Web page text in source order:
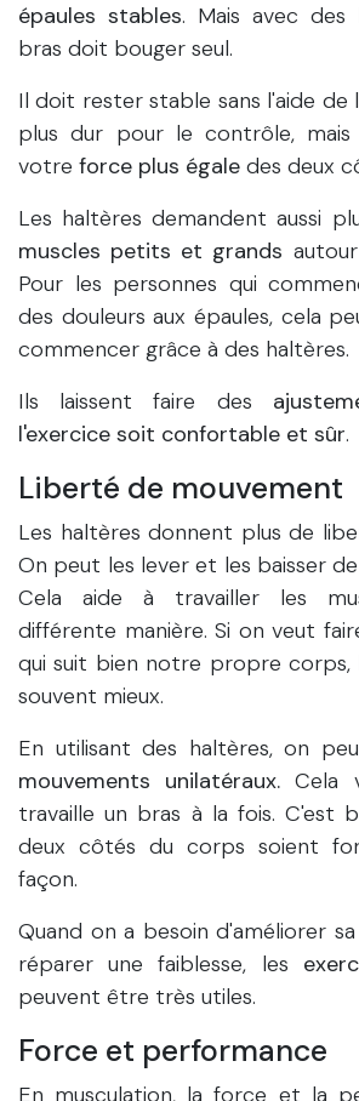
épaules stables. Mais avec des
bras doit bouger seul.
Il doit rester stable sans l'aide de
plus dur pour le contrôle,
votre force plus égale des deux
Les haltères demandent aussi
muscles petits et grands
Pour les personnes qui
des douleurs aux épaules, cela
commencer grâce à des haltères.
Ils laissent faire des
l'exercice soit confortable et sûr.
Liberté de mouvement
Les haltères donnent plus de
On peut les lever et les baisser
Cela aide à travailler les
différente manière. Si on veut
qui suit bien notre propre corps,
souvent mieux.
En utilisant des haltères, on
mouvements unilatéraux. Cela
travaille un bras à la fois. C'est
deux côtés du corps soient
façon.
Quand on a besoin d'améliorer sa
réparer une faiblesse, les
peuvent être très utiles.
Force et performance